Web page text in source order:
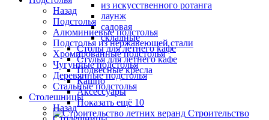
из искусственного ротанга
лаунж
садовая
складные
Столы для летнего кафе
Стулья для летнего кафе
Подвесные кресла
Кашпо
Аксессуары
Показать ещё 10
Строительство
Назад
Подстолья
Алюминиевые подстолья
Подстолья из нержавеющей стали
Хромированные подстолья
Чугунные подстолья
Деревянные подстолья
Стальные подстолья
Столешницы
Назад